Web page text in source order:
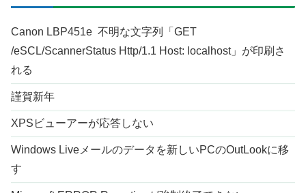
Canon LBP451e 不明な文字列「GET
/eSCL/ScannerStatus Http/1.1 Host: localhost」が印刷さ
れる
謹賀新年
XPSビューアーが応答しない
Windows Liveメールのデータを新しいPCのOutLookに移
す